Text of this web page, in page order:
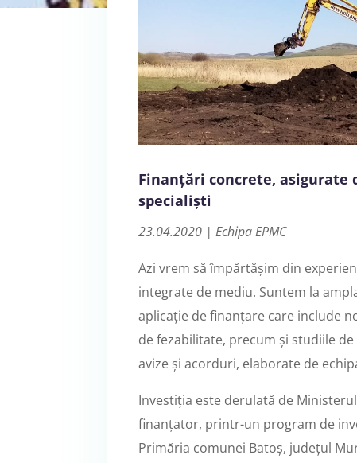
Finanțări concrete, asigurate
specialiști
23.04.2020 | Echipa EPMC
Azi vrem să împărtășim din
integrate de mediu. Suntem la
aplicație de finanțare care include
de fezabilitate, precum și studiile
avize și acorduri, elaborate de
Investiția este derulată de
finanțator, printr-un program de
Primăria comunei Batoș, județul